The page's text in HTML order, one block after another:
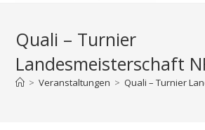
Quali – Turnier
Landesmeisterschaft
> Veranstaltungen > Quali – Turnier